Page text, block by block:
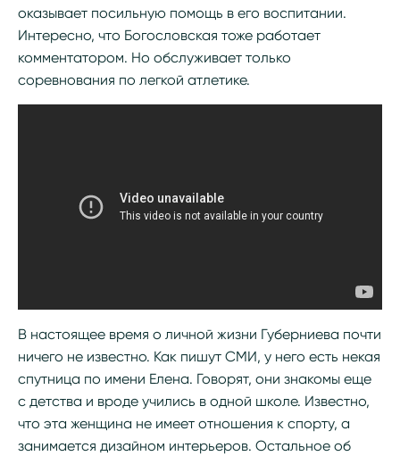
оказывает посильную помощь в его воспитании.
Интересно, что Богословская тоже работает
комментатором. Но обслуживает только
соревнования по легкой атлетике.
В настоящее время о личной жизни Губерниева почти
ничего не известно. Как пишут СМИ, у него есть некая
спутница по имени Елена. Говорят, они знакомы еще
с детства и вроде учились в одной школе. Известно,
что эта женщина не имеет отношения к спорту, а
занимается дизайном интерьеров. Остальное об